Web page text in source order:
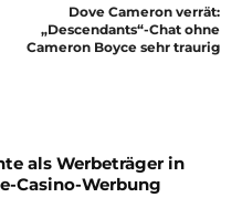
Dove Cameron verrät:
„Descendants“-Chat ohne
Cameron Boyce sehr traurig
als Werbeträger in
Casino-Werbung